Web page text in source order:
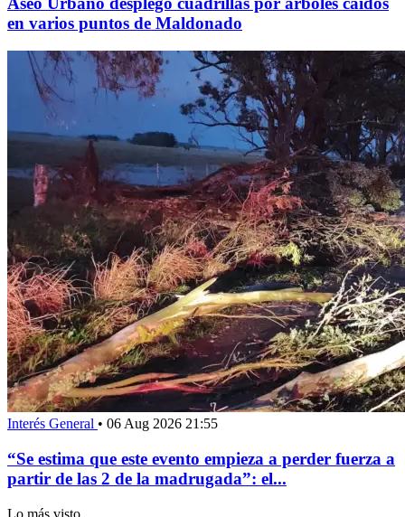
en varios puntos de Maldonado
Interés General • 06 Aug 2026 21:55
“Se estima que este evento empieza a perder fuerza a
partir de las 2 de la madrugada”: el...
Lo más visto